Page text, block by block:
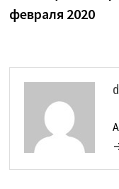
февраля 2020